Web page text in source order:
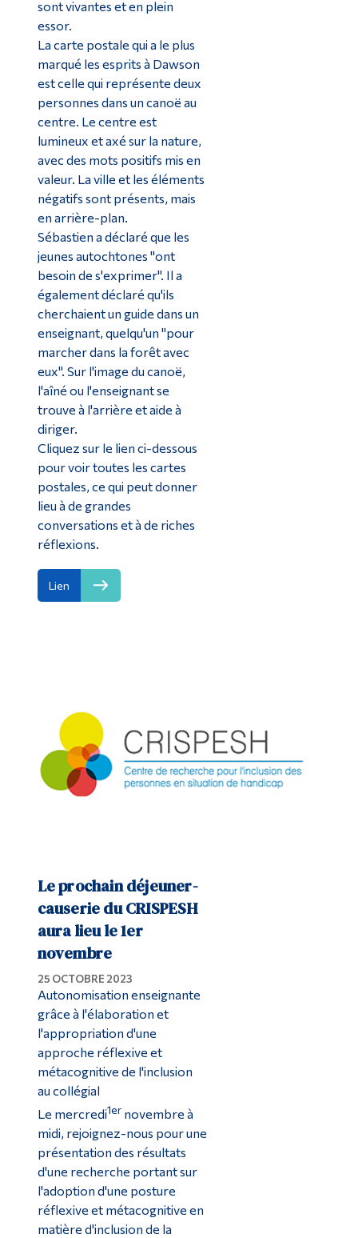
sont vivantes et en plein
essor.
La carte postale qui a le plus
marqué les esprits à Dawson
est celle qui représente deux
personnes dans un canoë au
centre. Le centre est
lumineux et axé sur la nature,
avec des mots positifs mis en
valeur. La ville et les éléments
négatifs sont présents, mais
en arrière-plan.
Sébastien a déclaré que les
jeunes autochtones "ont
besoin de s'exprimer". Il a
également déclaré qu'ils
cherchaient un guide dans un
enseignant, quelqu'un "pour
marcher dans la forêt avec
eux". Sur l'image du canoë,
l'aîné ou l'enseignant se
trouve à l'arrière et aide à
diriger.
Cliquez sur le lien ci-dessous
pour voir toutes les cartes
postales, ce qui peut donner
lieu à de grandes
conversations et à de riches
réflexions.
Lien
Le prochain déjeuner-
causerie du CRISPESH
aura lieu le 1er
novembre
25 OCTOBRE 2023
Autonomisation enseignante
grâce à l'élaboration et
l'appropriation d'une
approche réflexive et
métacognitive de l'inclusion
au collégial
Le mercredi1ernovembre à
midi, rejoignez-nous pour une
présentation des résultats
d'une recherche portant sur
l'adoption d'une posture
réflexive et métacognitive en
matière d'inclusion de la